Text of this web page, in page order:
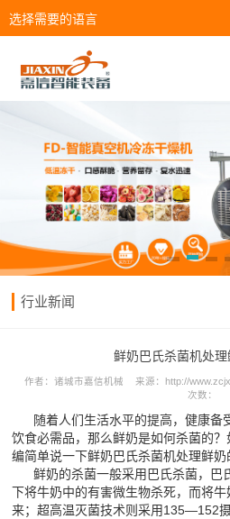
选择需要的语言
行业新闻
鲜奶巴氏杀菌机处
作者： 诸城市嘉信机械 来源： http://
次数：
随着人们生活水平的提高，健康备
饮食必需品，那么鲜奶是如何杀菌的
编简单说一下鲜奶巴氏杀菌机处理鲜奶
鲜奶的杀菌一般采用巴氏杀菌，巴
下将牛奶中的有害微生物杀死，而将
来；超高温灭菌技术则采用135—152